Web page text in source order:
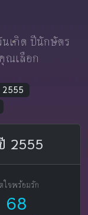
นเกิด ปีนักษัตร
ณเลือก
2555
2555
ใจพร้อมรัก
68